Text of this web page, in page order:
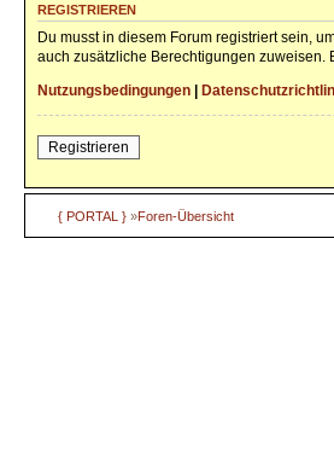
REGISTRIEREN
Du musst in diesem Forum registriert sein,
auch zusätzliche Berechtigungen
Nutzungsbedingungen
Registrieren
{ PORTAL } »Foren-Übersicht